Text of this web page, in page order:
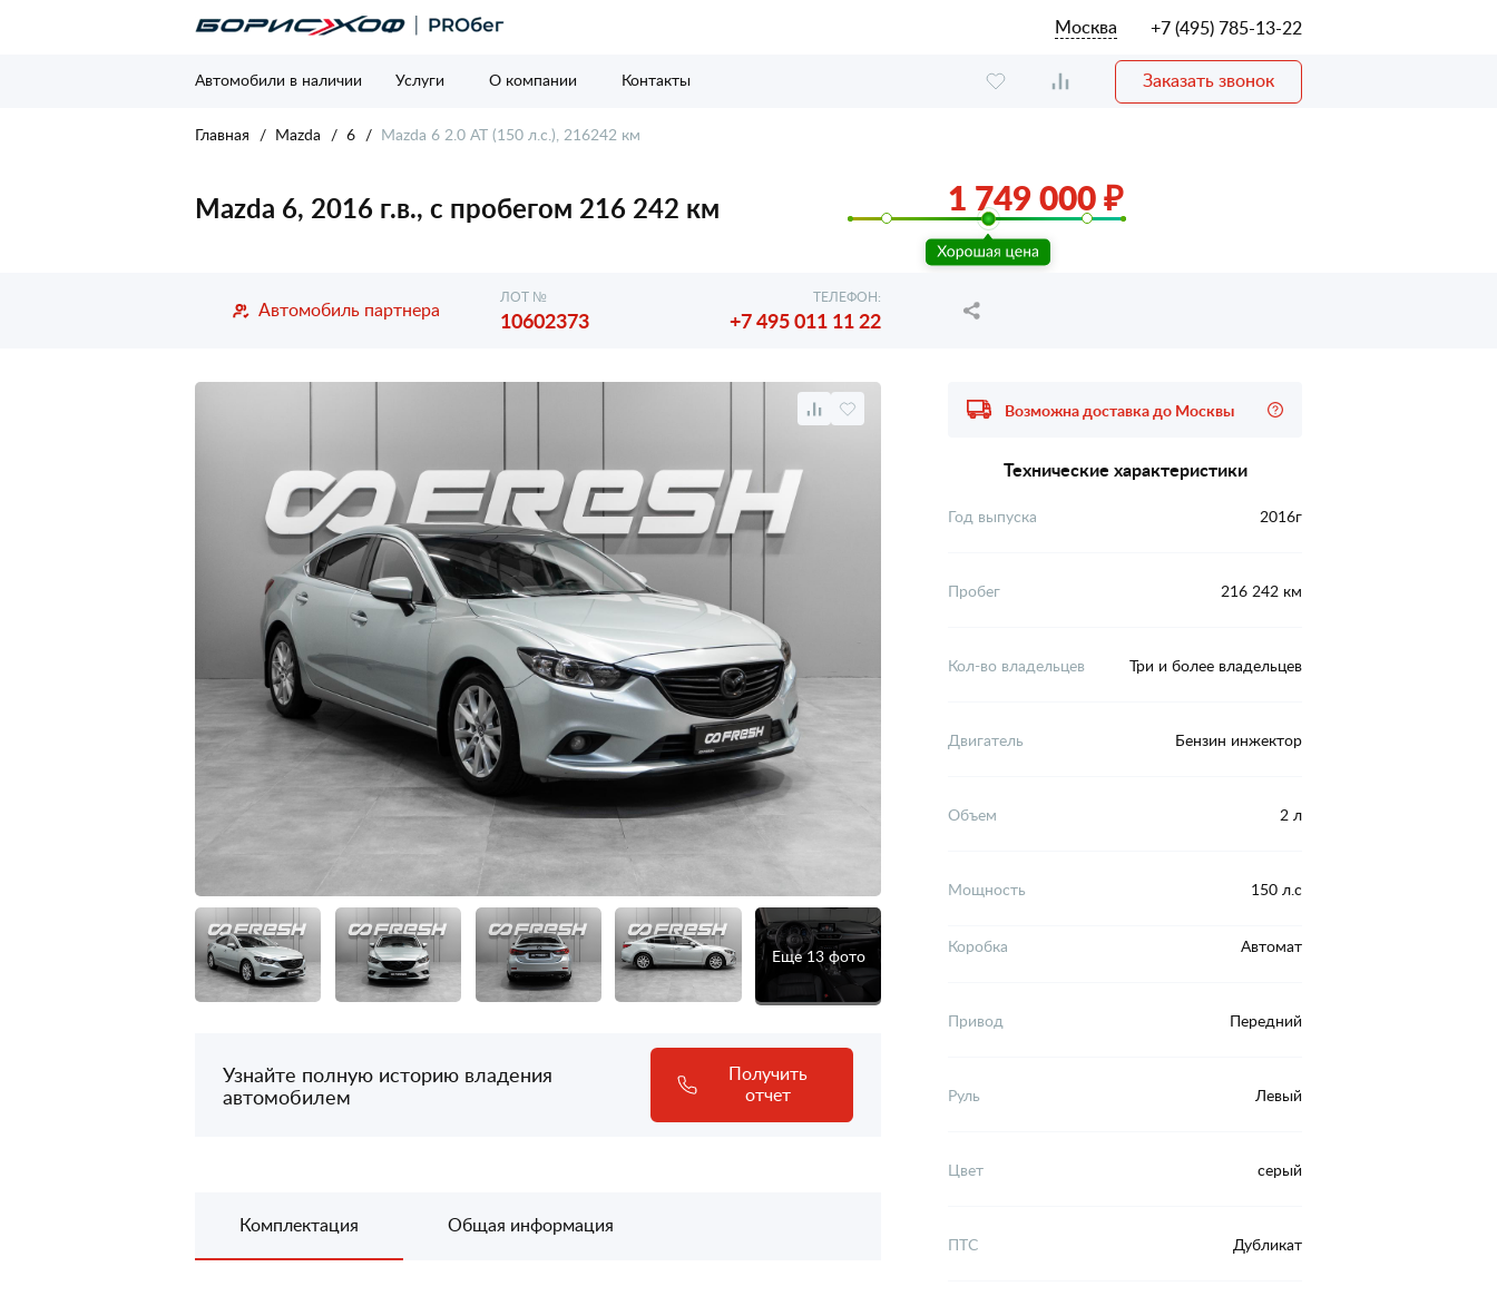
Москва +7 (495) 785-13-22
Автомобили в наличии Услуги О компании Контакты Заказать звонок
Главная Mazda 6 Mazda 6 2.0 AT (150 л.с.), 216242 км
Mazda 6, 2016 г.в., с пробегом 216 242 км 1 749 000 ₽
Автомобиль партнера
ЛОТ №
10602373
ТЕЛЕФОН:
+7 495 011 11 22
Еще 13 фото
Узнайте полную историю владения
автомобилем
Получить
отчет
Комплектация Общая информация
Возможна доставка до Москвы
Технические характеристики
Год выпуска 2016г
Пробег 216 242 км
Кол-во владельцев Три и более владельцев
Двигатель Бензин инжектор
Объем 2 л
Мощность 150 л.с
Коробка Автомат
Привод Передний
Руль Левый
Цвет серый
ПТС Дубликат